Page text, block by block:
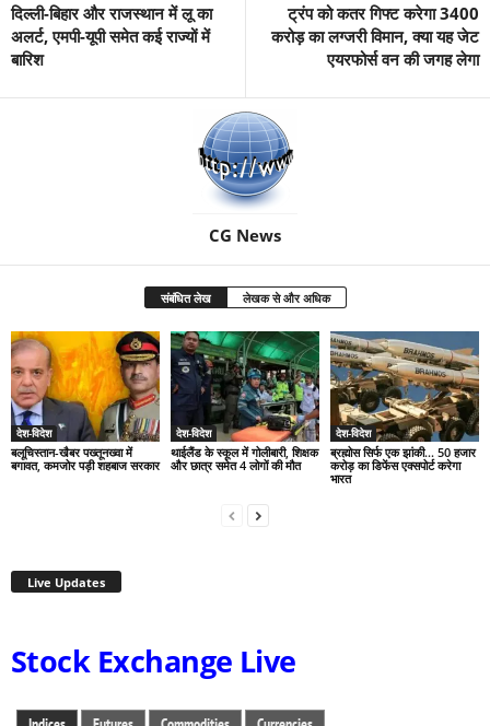
दिल्ली-बिहार और राजस्थान में लू का
अलर्ट, एमपी-यूपी समेत कई राज्यों में
बारिश
ट्रंप को कतर गिफ्ट करेगा 3400
करोड़ का लग्जरी विमान, क्‍या यह जेट
एयरफोर्स वन की जगह लेगा
CG News
संबंधित लेख लेखक से और अधिक
देश-विदेश
बलूचिस्तान-खैबर पख्तूनख्वा में
बगावत, कमजोर पड़ी शहबाज सरकार
देश-विदेश
थाईलैंड के स्कूल में गोलीबारी, शिक्षक
और छात्र समेत 4 लोगों की मौत
देश-विदेश
ब्रह्मोस सिर्फ एक झांकी… 50 हजार
करोड़ का डिफेंस एक्सपोर्ट करेगा
भारत
Live Updates
Stock Exchange Live